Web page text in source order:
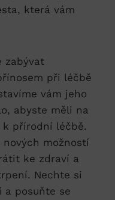
která vám
zabývat
při léčbě
vám jeho
abyste měli na
přírodní léčbě.
nových možností
ke zdraví a
Nechte si
a posuňte se